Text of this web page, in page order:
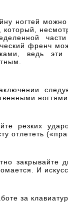
ногтей
френч
ведь
резких
отлететь
закрывайте
И
за